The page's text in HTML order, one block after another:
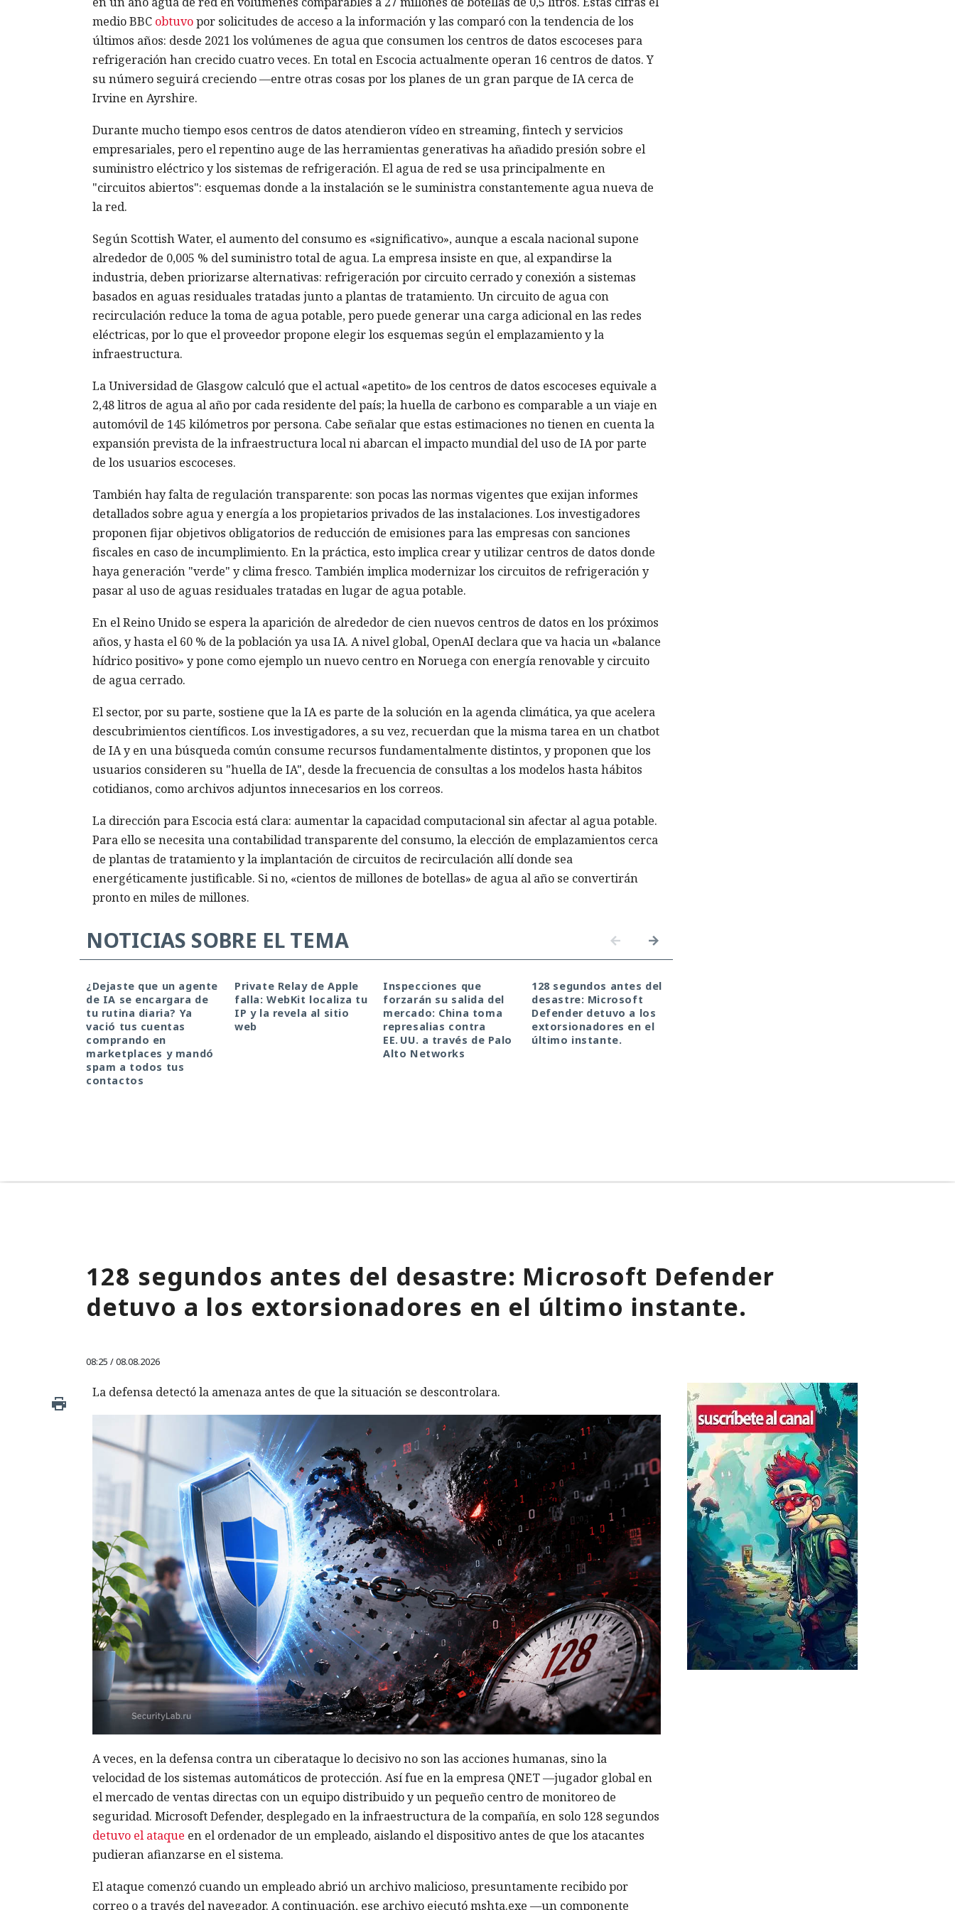
medio BBC obtuvopor solicitudes de acceso a la información y las comparó con la tendencia de los
últimos años: desde 2021 los volúmenes de agua que consumen los centros de datos escoceses para
refrigeración han crecido cuatro veces. En total en Escocia actualmente operan 16 centros de datos. Y
su número seguirá creciendo —entre otras cosas por los planes de un gran parque de IA cerca de
Irvine en Ayrshire.
Durante mucho tiempo esos centros de datos atendieron vídeo en streaming, fintech y servicios
empresariales, pero el repentino auge de las herramientas generativas ha añadido presión sobre el
suministro eléctrico y los sistemas de refrigeración. El agua de red se usa principalmente en
"circuitos abiertos": esquemas donde a la instalación se le suministra constantemente agua nueva de
la red.
Según Scottish Water, el aumento del consumo es «significativo», aunque a escala nacional supone
alrededor de 0,005 % del suministro total de agua. La empresa insiste en que, al expandirse la
industria, deben priorizarse alternativas: refrigeración por circuito cerrado y conexión a sistemas
basados en aguas residuales tratadas junto a plantas de tratamiento. Un circuito de agua con
recirculación reduce la toma de agua potable, pero puede generar una carga adicional en las redes
eléctricas, por lo que el proveedor propone elegir los esquemas según el emplazamiento y la
infraestructura.
La Universidad de Glasgow calculó que el actual «apetito» de los centros de datos escoceses equivale a
2,48 litros de agua al año por cada residente del país; la huella de carbono es comparable a un viaje en
automóvil de 145 kilómetros por persona. Cabe señalar que estas estimaciones no tienen en cuenta la
expansión prevista de la infraestructura local ni abarcan el impacto mundial del uso de IA por parte
de los usuarios escoceses.
También hay falta de regulación transparente: son pocas las normas vigentes que exijan informes
detallados sobre agua y energía a los propietarios privados de las instalaciones. Los investigadores
proponen fijar objetivos obligatorios de reducción de emisiones para las empresas con sanciones
fiscales en caso de incumplimiento. En la práctica, esto implica crear y utilizar centros de datos donde
haya generación "verde" y clima fresco. También implica modernizar los circuitos de refrigeración y
pasar al uso de aguas residuales tratadas en lugar de agua potable.
En el Reino Unido se espera la aparición de alrededor de cien nuevos centros de datos en los próximos
años, y hasta el 60 % de la población ya usa IA. A nivel global, OpenAI declara que va hacia un «balance
hídrico positivo» y pone como ejemplo un nuevo centro en Noruega con energía renovable y circuito
de agua cerrado.
El sector, por su parte, sostiene que la IA es parte de la solución en la agenda climática, ya que acelera
descubrimientos científicos. Los investigadores, a su vez, recuerdan que la misma tarea en un chatbot
de IA y en una búsqueda común consume recursos fundamentalmente distintos, y proponen que los
usuarios consideren su "huella de IA", desde la frecuencia de consultas a los modelos hasta hábitos
cotidianos, como archivos adjuntos innecesarios en los correos.
La dirección para Escocia está clara: aumentar la capacidad computacional sin afectar al agua potable.
Para ello se necesita una contabilidad transparente del consumo, la elección de emplazamientos cerca
de plantas de tratamiento y la implantación de circuitos de recirculación allí donde sea
energéticamente justificable. Si no, «cientos de millones de botellas» de agua al año se convertirán
pronto en miles de millones.
NOTICIAS SOBRE EL TEMA
¿Dejaste que un agente
de IA se encargara de
tu rutina diaria? Ya
vació tus cuentas
comprando en
marketplaces y mandó
spam a todos tus
contactos
Private Relay de Apple
falla: WebKit localiza tu
IP y la revela al sitio
web
Inspecciones que
forzarán su salida del
mercado: China toma
represalias contra
EE. UU. a través de Palo
Alto Networks
128 segundos antes del
desastre: Microsoft
Defender detuvo a los
extorsionadores en el
último instante.
128 segundos antes del desastre: Microsoft Defender
detuvo a los extorsionadores en el último instante.
08:25 / 08.08.2026
La defensa detectó la amenaza antes de que la situación se descontrolara.
A veces, en la defensa contra un ciberataque lo decisivo no son las acciones humanas, sino la
velocidad de los sistemas automáticos de protección. Así fue en la empresa QNET —jugador global en
el mercado de ventas directas con un equipo distribuido y un pequeño centro de monitoreo de
seguridad. Microsoft Defender, desplegado en la infraestructura de la compañía, en solo 128 segundos
detuvo el ataque en el ordenador de un empleado, aislando el dispositivo antes de que los atacantes
pudieran afianzarse en el sistema.
El ataque comenzó cuando un empleado abrió un archivo malicioso, presuntamente recibido por
correo o a través del navegador. A continuación, ese archivo ejecutó mshta.exe —un componente